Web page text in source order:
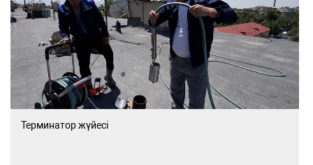
Терминатор жүйесі